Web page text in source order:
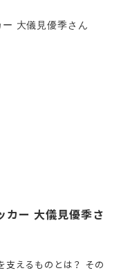
ー 大儀見優季さ
えるものとは？ その